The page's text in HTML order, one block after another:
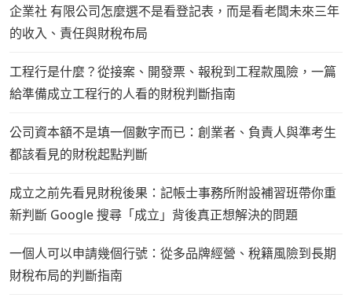
企業社 有限公司怎麼選不是看登記表，而是看老闆未來三年
的收入、責任與財稅布局
工程行是什麼？從接案、開發票、報稅到工程款風險，一篇
給準備成立工程行的人看的財稅判斷指南
公司資本額不是填一個數字而已：創業者、負責人與準考生
都該看見的財稅起點判斷
成立之前先看見財稅後果：記帳士事務所附設補習班帶你重
新判斷 Google 搜尋「成立」背後真正想解決的問題
一個人可以申請幾個行號：從多品牌經營、稅籍風險到長期
財稅布局的判斷指南